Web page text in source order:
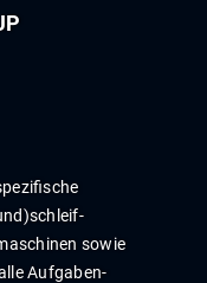
sowie
Auf­gaben­